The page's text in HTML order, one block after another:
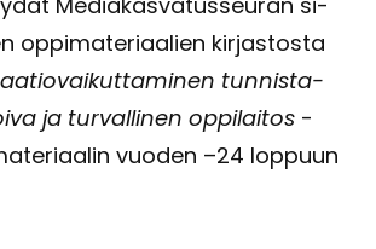
op­pi­ma­te­ri­aa­lien kir­jas­tos­ta
tun­nis­ta­
ja tur­val­li­nen op­pi­lai­tos -​
vuo­den –24 lop­puun